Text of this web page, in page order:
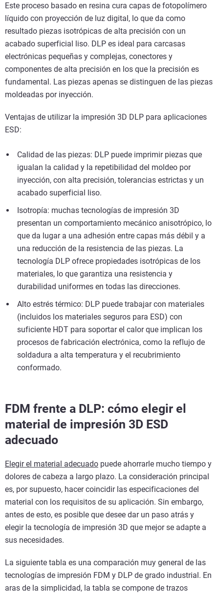
Este proceso basado en resina cura capas de fotopolímero
líquido con proyección de luz digital, lo que da como
resultado piezas isotrópicas de alta precisión con un
acabado superficial liso. DLP es ideal para carcasas
electrónicas pequeñas y complejas, conectores y
componentes de alta precisión en los que la precisión es
fundamental. Las piezas apenas se distinguen de las piezas
moldeadas por inyección.
Ventajas de utilizar la impresión 3D DLP para aplicaciones
ESD:
Calidad de las piezas: DLP puede imprimir piezas que
igualan la calidad y la repetibilidad del moldeo por
inyección, con alta precisión, tolerancias estrictas y un
acabado superficial liso.
Isotropía: muchas tecnologías de impresión 3D
presentan un comportamiento mecánico anisotrópico, lo
que da lugar a una adhesión entre capas más débil y a
una reducción de la resistencia de las piezas. La
tecnología DLP ofrece propiedades isotrópicas de los
materiales, lo que garantiza una resistencia y
durabilidad uniformes en todas las direcciones.
Alto estrés térmico: DLP puede trabajar con materiales
(incluidos los materiales seguros para ESD) con
suficiente HDT para soportar el calor que implican los
procesos de fabricación electrónica, como la reflujo de
soldadura a alta temperatura y el recubrimiento
conformado.
FDM frente a DLP: cómo elegir el
material de impresión 3D ESD
adecuado
Elegir el material adecuado puede ahorrarle mucho tiempo y
dolores de cabeza a largo plazo. La consideración principal
es, por supuesto, hacer coincidir las especificaciones del
material con los requisitos de su aplicación. Sin embargo,
antes de esto, es posible que desee dar un paso atrás y
elegir la tecnología de impresión 3D que mejor se adapte a
sus necesidades.
La siguiente tabla es una comparación muy general de las
tecnologías de impresión FDM y DLP de grado industrial. En
aras de la simplicidad, la tabla se compone de trazos